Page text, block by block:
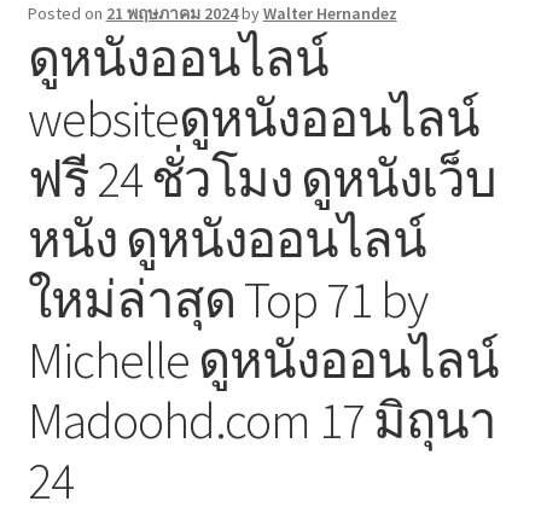
Contact
Welcome to the family!
Posted on 21 พฤษภาคม 2024byWalter Hernandez
ดูหนังออนไลน์
websiteดูหนังออนไลน์
ฟรี 24 ชั่วโมง ดูหนังเว็บ
หนัง ดูหนังออนไลน์
ใหม่ล่าสุด Top 71 by
Michelle ดูหนังออนไลน์
Madoohd.com 17 มิถุนา
24